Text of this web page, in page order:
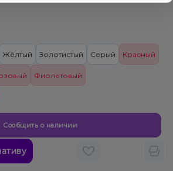
Жёлтый Золотистый Серый Красный
Фиолетовый
Сообщить о наличии